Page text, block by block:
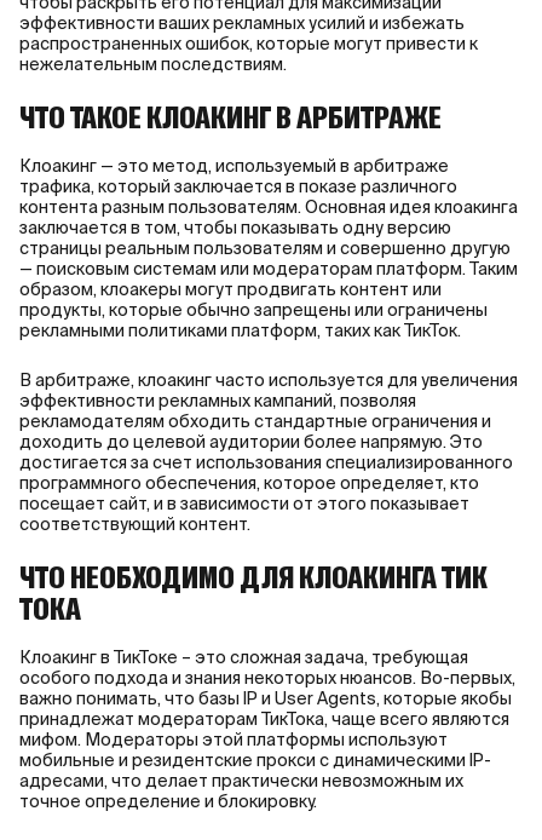
эффективности ваших рекламных усилий и избежать
распространенных ошибок, которые могут привести к
нежелательным последствиям.
ЧТО ТАКОЕ КЛОАКИНГ В АРБИТРАЖЕ
Клоакинг — это метод, используемый в арбитраже
трафика, который заключается в показе различного
контента разным пользователям. Основная идея клоакинга
заключается в том, чтобы показывать одну версию
страницы реальным пользователям и совершенно другую
— поисковым системам или модераторам платформ. Таким
образом, клоакеры могут продвигать контент или
продукты, которые обычно запрещены или ограничены
рекламными политиками платформ, таких как ТикТок.
В арбитраже, клоакинг часто используется для увеличения
эффективности рекламных кампаний, позволяя
рекламодателям обходить стандартные ограничения и
доходить до целевой аудитории более напрямую. Это
достигается за счет использования специализированного
программного обеспечения, которое определяет, кто
посещает сайт, и в зависимости от этого показывает
соответствующий контент.
ЧТО НЕОБХОДИМО ДЛЯ КЛОАКИНГА ТИК
ТОКА
Клоакинг в ТикТоке – это сложная задача, требующая
особого подхода и знания некоторых нюансов. Во-первых,
важно понимать, что базы IP и User Agents, которые якобы
принадлежат модераторам ТикТока, чаще всего являются
мифом. Модераторы этой платформы используют
мобильные и резидентские прокси с динамическими IP-
адресами, что делает практически невозможным их
точное определение и блокировку.